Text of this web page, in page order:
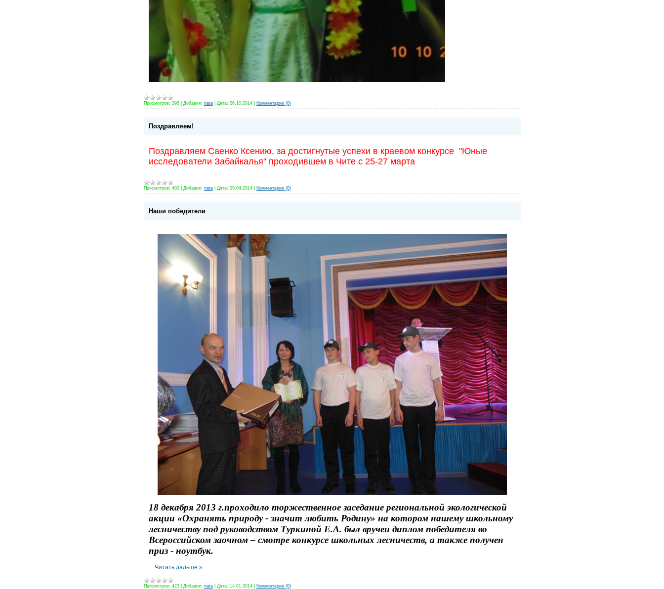
Просмотров: 398 Добавил: nata Дата: 26.10.2014 Комментарии (0)
Поздравляем!
Поздравляем Саенко Ксению, за достигнутые успехи в краевом конкурсе "Юные
исследователи Забайкалья" проходившем в Чите с 25-27 марта
Просмотров: 402 Добавил: nata Дата: 05.04.2014 Комментарии (0)
Наши победители
18 декабря 2013 г.проходило торжественное заседание региональной экологической
акции «Охранять природу - значит любить Родину» на котором нашему школьному
лесничеству под руководством Туркиной Е.А. был вручен диплом победителя во
Всероссийском заочном – смотре конкурсе школьных лесничеств, а также получен
приз - ноутбук.
Читать дальше »
Просмотров: 423 Добавил: nata Дата: 14.01.2014 Комментарии (0)